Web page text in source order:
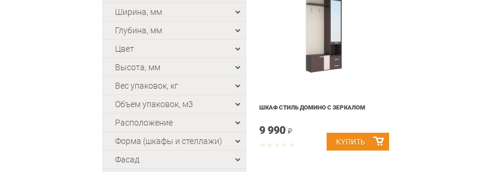
Ширина, мм
Глубина, мм
Цвет
Высота, мм
Вес упаковок, кг
Объем упаковок, м3
Расположение
Форма (шкафы и стеллажи)
Фасад
ШКАФ СТИЛЬ ДОМИНО С ЗЕРКАЛОМ
9 990 ₽